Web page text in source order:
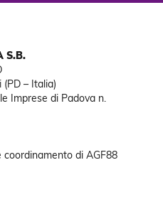
S.B.
– Italia)
Imprese di Padova n.
di AGF88